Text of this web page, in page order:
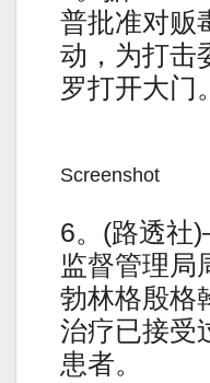
普批准对贩
动，为打击
罗打开大门。
Screenshot
6。(路透
监督管理局
勃林格殷格
治疗已接受
患者。